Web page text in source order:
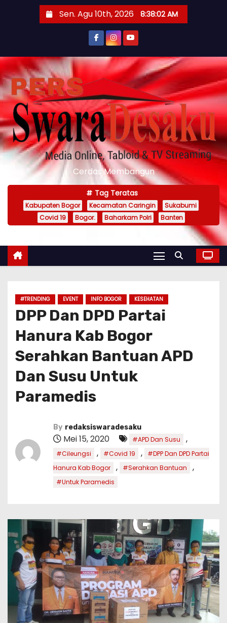
t
o
c
o
n
t
e
Sen. Agu 10th, 2026 8:38:04 AM
Cerdas Membangun
Tag Teratas
Kabupaten Bogor Kecamatan Caringin
Sukabumi
Covid 19
Bogor. Baharkam Polri Banten
#TRENDING EVENT INFO BOGOR KESEHATAN
DPP Dan DPD Partai
Hanura Kab Bogor
Serahkan Bantuan APD
Dan Susu Untuk
Paramedis
By redaksiswaradesaku
Mei 15, 2020 #APD Dan Susu ,
#Cileungsi , #Covid 19 ,
#DPP Dan DPD Partai
Hanura Kab Bogor
, #Serahkan Bantuan ,
#Untuk Paramedis